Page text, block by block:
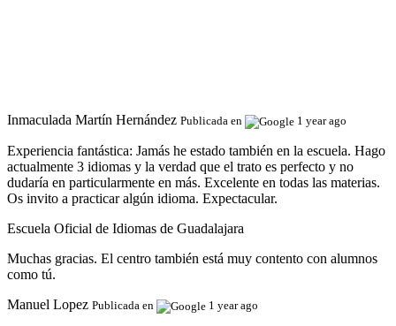
Inmaculada Martín Hernández Publicada en 1 year ago
Experiencia fantástica: Jamás he estado también en la escuela. Hago
actualmente 3 idiomas y la verdad que el trato es perfecto y no
dudaría en particularmente en más. Excelente en todas las materias.
Os invito a practicar algún idioma. Expectacular.
Escuela Oficial de Idiomas de Guadalajara
Muchas gracias. El centro también está muy contento con alumnos
como tú.
Manuel Lopez Publicada en 1 year ago